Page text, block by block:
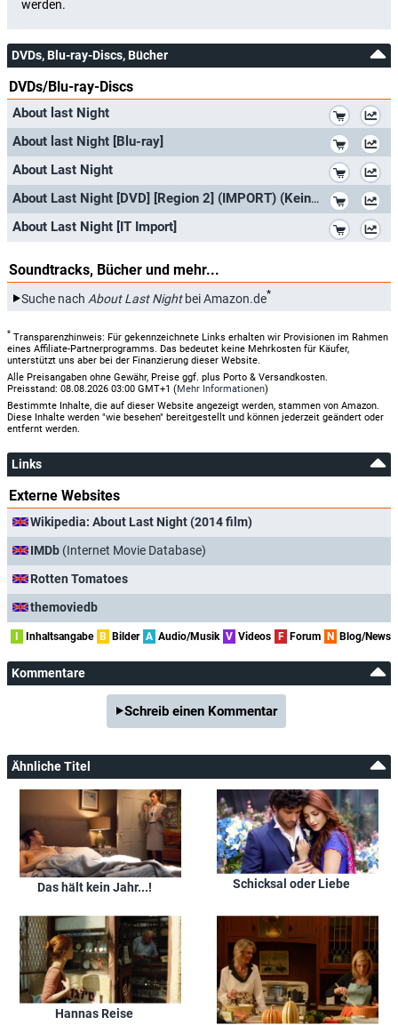
DVDs, Blu-ray-Discs, Bücher
DVDs/Blu-ray-Discs
About last Night
About last Night [Blu-ray]
About Last Night
About Last Night [DVD] [Region 2] (IMPORT) (Keine deutsche Version)
About Last Night [IT Import]
Soundtracks, Bücher und mehr...
Suche nach About Last Nightbei Amazon.de*
* Transparenzhinweis: Für gekennzeichnete Links erhalten wir Provisionen im Rahmen
eines Affiliate-Partnerprogramms. Das bedeutet keine Mehrkosten für Käufer,
unterstützt uns aber bei der Finanzierung dieser Website.
Alle Preisangaben ohne Gewähr, Preise ggf. plus Porto & Versandkosten.
Preisstand: 08.08.2026 03:00 GMT+1 (Mehr Informationen)
Bestimmte Inhalte, die auf dieser Website angezeigt werden, stammen von Amazon.
Diese Inhalte werden "wie besehen" bereitgestellt und können jederzeit geändert oder
entfernt werden.
Links
Externe Websites
Wikipedia: About Last Night (2014 film)
IMDb (Internet Movie Database)
Rotten Tomatoes
themoviedb
I Inhaltsangabe B Bilder A Audio/Musik V Videos F Forum N Blog/News
Kommentare
Schreib einen Kommentar
Ähnliche Titel
Das hält kein Jahr...! Schicksal oder Liebe
Hannas Reise